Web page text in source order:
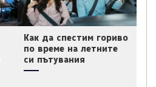
Как да спестим гориво
по време на летните
си пътувания